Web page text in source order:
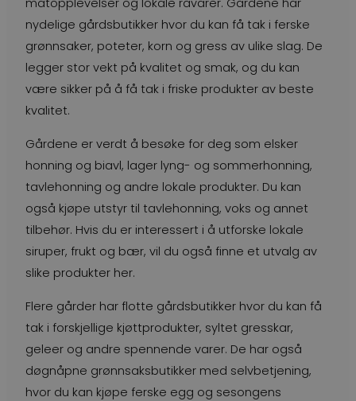
matopplevelser og lokale råvarer. Gårdene har
nydelige gårdsbutikker hvor du kan få tak i ferske
grønnsaker, poteter, korn og gress av ulike slag. De
legger stor vekt på kvalitet og smak, og du kan
være sikker på å få tak i friske produkter av beste
kvalitet.
Gårdene er verdt å besøke for deg som elsker
honning og biavl, lager lyng- og sommerhonning,
tavlehonning og andre lokale produkter. Du kan
også kjøpe utstyr til tavlehonning, voks og annet
tilbehør. Hvis du er interessert i å utforske lokale
siruper, frukt og bær, vil du også finne et utvalg av
slike produkter her.
Flere gårder har flotte gårdsbutikker hvor du kan få
tak i forskjellige kjøttprodukter, syltet gresskar,
geleer og andre spennende varer. De har også
døgnåpne grønnsaksbutikker med selvbetjening,
hvor du kan kjøpe ferske egg og sesongens